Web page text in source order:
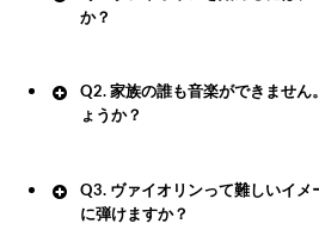
か？
Q2. 家族の誰も音楽ができませ
ょうか？
Q3. ヴァイオリンって難しいイメ
に弾けますか？